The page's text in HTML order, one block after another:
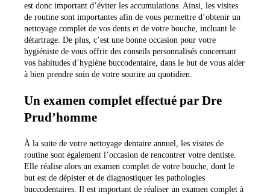
est donc important d’éviter les accumulations. Ainsi, les visites
de routine sont importantes afin de vous permettre d’obtenir un
nettoyage complet de vos dents et de votre bouche, incluant le
détartrage. De plus, c’est une bonne occasion pour votre
hygiéniste de vous offrir des conseils personnalisés concernant
vos habitudes d’hygiène buccodentaire, dans le but de vous aider
à bien prendre soin de votre sourire au quotidien.
Un examen complet effectué par Dre
Prud’homme
À la suite de votre nettoyage dentaire annuel, les visites de
routine sont également l’occasion de rencontrer votre dentiste.
Elle réalise alors un examen complet de votre bouche, dont le
but est de dépister et de diagnostiquer les pathologies
buccodentaires. Il est important de réaliser un examen complet à